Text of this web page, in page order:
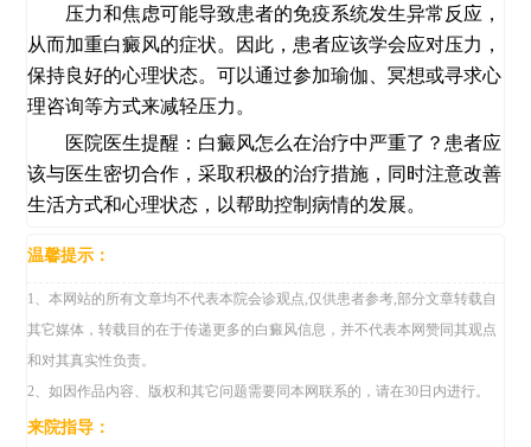
压力和焦虑可能导致患者的免疫系统发生异常反应，
从而加重白癜风的症状。因此，患者应该学会应对压力，
保持良好的心理状态。可以通过参加瑜伽、冥想或寻求心
理咨询等方式来减轻压力。
医院医生提醒：白癜风怎么在治疗中严重了？患者应
该与医生密切合作，采取积极的治疗措施，同时注意改善
生活方式和心理状态，以帮助控制病情的发展。
温馨提示：
1、本网站的所有文章均不代表本院会诊观点,仅供患者参考,部分文章转载自
其它媒体，转载目的在于传递更多的白癜风信息，并不代表本网赞同其观点
和对其真实性负责。
2、如因作品内容、版权和其它问题需要同本网联系的，请在30日内进行。
来院指导：